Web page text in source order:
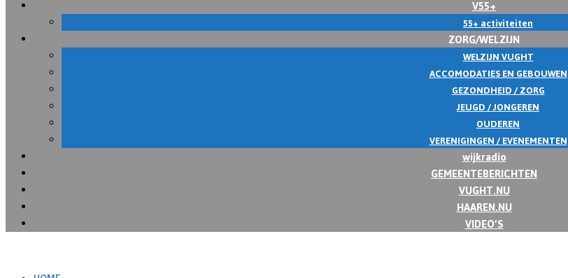
V55+
55+ activiteiten
ZORG/WELZIJN
WELZIJN VUGHT
ACCOMODATIES EN GEBOUWEN
GEZONDHEID / ZORG
JEUGD / JONGEREN
OUDEREN
VERENIGINGEN / EVENEMENTEN
wijkradio
GEMEENTEBERICHTEN
VUGHT.NU
HAAREN.NU
VIDEO’S